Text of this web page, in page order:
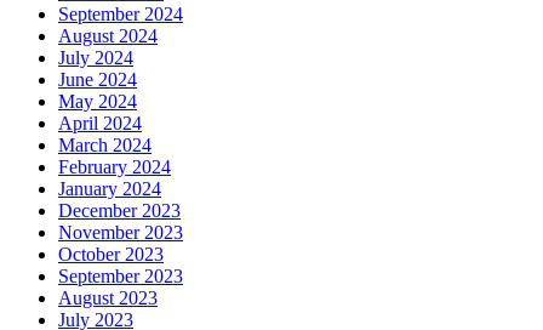
September 2024
August 2024
July 2024
June 2024
May 2024
April 2024
March 2024
February 2024
January 2024
December 2023
November 2023
October 2023
September 2023
August 2023
July 2023